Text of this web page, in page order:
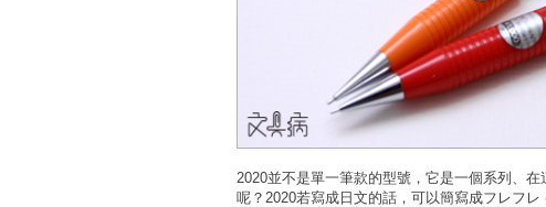
2020並不是單一筆款的型號，它是一個系列、
呢？2020若寫成日文的話，可以簡寫成フレフ